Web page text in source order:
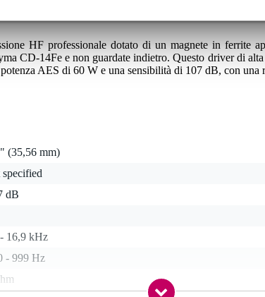
HF professionale dotato di un magnete in ferrite
CD-14Fe e non guardate indietro. Questo driver di
AES di 60 W e una sensibilità di 107 dB, con una
(35,56 mm)
specified
dB
16,9 kHz
- 999 Hz